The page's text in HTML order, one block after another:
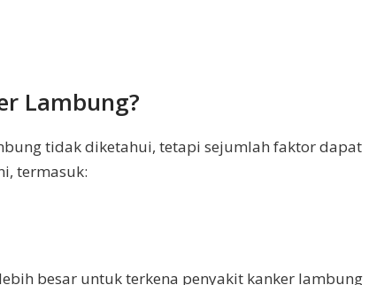
Lambung?
tidak diketahui, tetapi sejumlah faktor dapat
termasuk:
besar untuk terkena penyakit kanker lambung